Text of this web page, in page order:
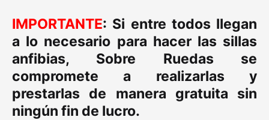
IMPORTANTE: Si entre todos llegan
a lo necesario para hacer las sillas
anfibias, Sobre Ruedas se
compromete a realizarlas y
prestarlas de manera gratuita sin
ningún fin de lucro.